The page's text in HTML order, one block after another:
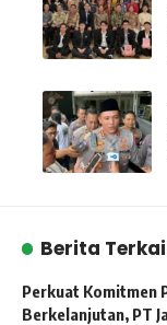
Berita
Perkuat Komitmen
Berkelanjutan, PT